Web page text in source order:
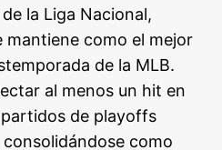
la Liga Nacional,
mantiene como el mejor
de la MLB.
al menos un hit en
de playoffs
como